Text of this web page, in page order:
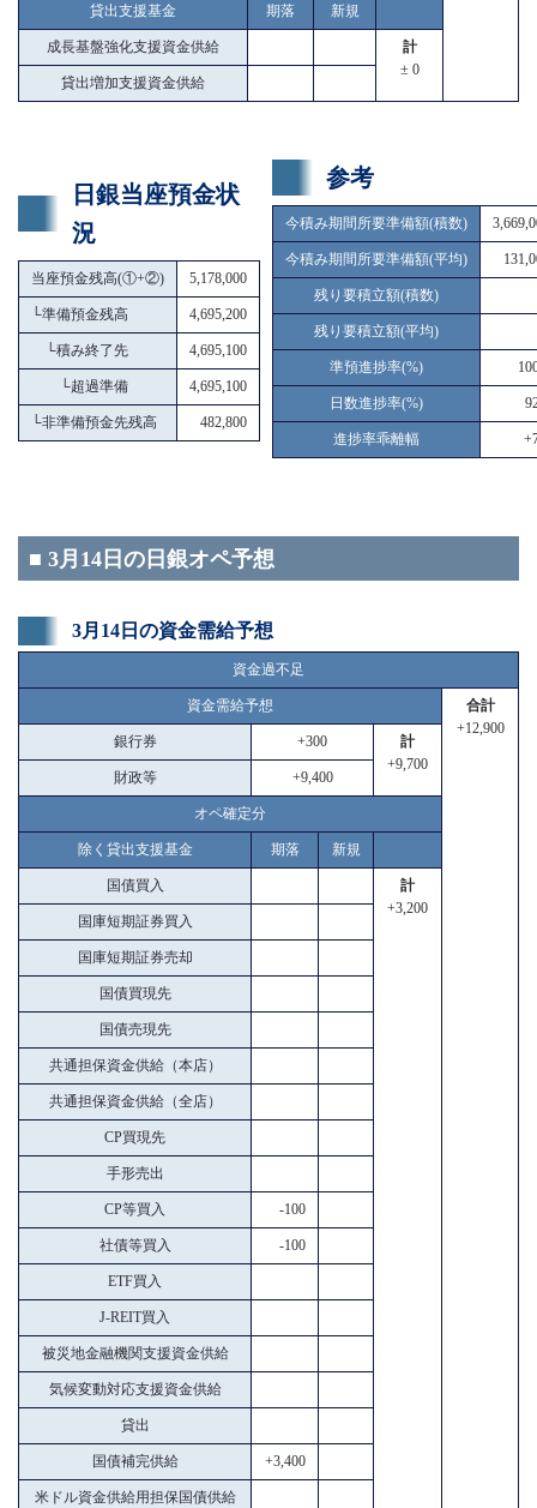
貸出支援基金 期落 新規
成長基盤強化支援資金供給
計
± 0
貸出増加支援資金供給
日銀当座預金状
況
当座預金残高(①+②) 5,178,000
└準備預金残高 4,695,200
└積み終了先 4,695,100
└超過準備 4,695,100
└非準備預金先残高 482,800
参考
今積み期間所要準備額(積数)
今積み期間所要準備額(平均)
残り要積立額(積数)
残り要積立額(平均)
準預進捗率(%)
日数進捗率(%)
進捗率乖離幅
■ 3月14日の日銀オペ予想
3月14日の資金需給予想
資金過不足
資金需給予想
合計
+12,900
銀行券 +300
計
+9,700
財政等 +9,400
オペ確定分
除く貸出支援基金 期落 新規
国債買入
計
+3,200
国庫短期証券買入
国庫短期証券売却
国債買現先
国債売現先
共通担保資金供給（本店）
共通担保資金供給（全店）
CP買現先
手形売出
CP等買入 -100
社債等買入 -100
ETF買入
J-REIT買入
被災地金融機関支援資金供給
気候変動対応支援資金供給
貸出
国債補完供給 +3,400
米ドル資金供給用担保国債供給